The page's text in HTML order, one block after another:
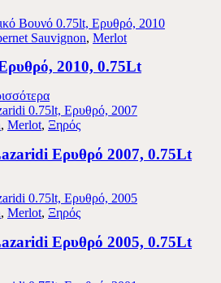
Sauvignon, Merlot
2010, 0.75Lt
, Merlot, Ξηρός
Ερυθρό 2007, 0.75Lt
, Merlot, Ξηρός
Ερυθρό 2005, 0.75Lt